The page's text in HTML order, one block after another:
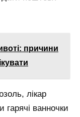
причини
лікар
гарячі ванночки